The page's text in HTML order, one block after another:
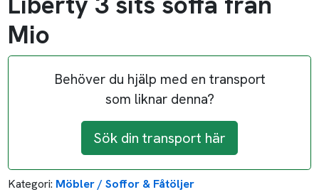
Mio
Behöver du hjälp med en transport
som liknar denna?
Sök din transport här
Kategori: Möbler / Soffor & Fåtöljer